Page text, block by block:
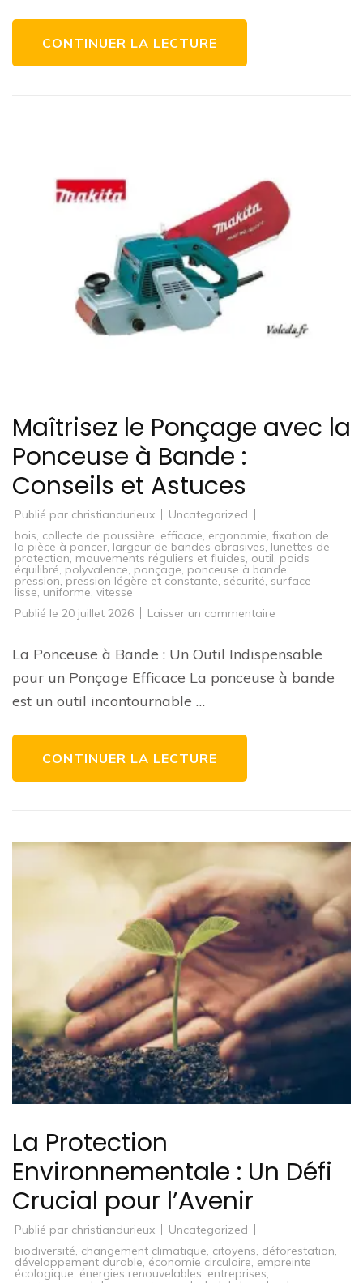
CONTINUER LA LECTURE
Maîtrisez le Ponçage avec la
Ponceuse à Bande :
Conseils et Astuces
Publié par christiandurieux
Uncategorized
bois, collecte de poussière, efficace, ergonomie, fixation de
la pièce à poncer, largeur de bandes abrasives, lunettes de
protection, mouvements réguliers et fluides, outil, poids
équilibré, polyvalence, ponçage, ponceuse à bande,
pression, pression légère et constante, sécurité, surface
lisse, uniforme, vitesse
Publié le 20 juillet 2026 Laisser un commentaire
Ponçage
avec
la
Ponceuse
La Ponceuse à Bande : Un Outil Indispensable
pour un Ponçage Efficace La ponceuse à bande
est un outil incontournable …
CONTINUER LA LECTURE
La Protection
Environnementale : Un Défi
Crucial pour l’Avenir
Publié par christiandurieux
Uncategorized
biodiversité, changement climatique, citoyens, déforestation,
développement durable, économie circulaire, empreinte
écologique, énergies renouvelables, entreprises,